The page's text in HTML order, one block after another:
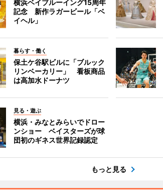
横浜ベイブルーイング15周年
記念 新作ラガービール「ベ
イヘル」
暮らす・働く
保土ケ谷駅ビルに「ブルック
リンベーカリー」 看板商品
は高加水ドーナツ
見る・遊ぶ
横浜・みなとみらいでドロー
ンショー ベイスターズが球
団初のギネス世界記録認定
もっと見る